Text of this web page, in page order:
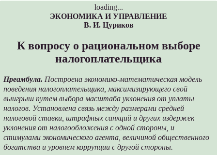
loading...
ЭКОНОМИКА И УПРАВЛЕНИЕ
В. И. Цуриков
К вопросу о рациональном выборе
налогоплательщика
Преамбула. Построена экономико-математическая модель
поведения налогоплательщика, максимизирующего свой
выигрыш путем выбора масштаба уклонения от уплаты
налогов. Установлена связь между размерами средней
налоговой ставки, штрафных санкций и других издержек
уклонения от налогообложения с одной стороны, и
стимулами экономического агента, величиной общественного
богатства и уровнем коррупции с другой стороны.